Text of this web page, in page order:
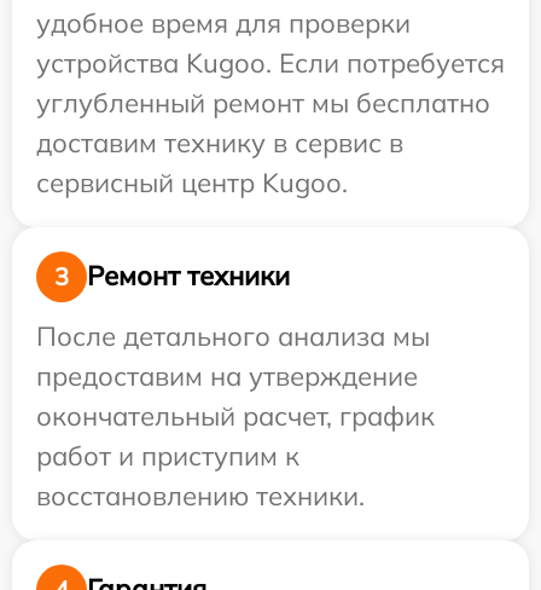
удобное время для проверки
устройства Kugoo. Если потребуется
углубленный ремонт мы бесплатно
доставим технику в сервис в
сервисный центр Kugoo.
3
Ремонт техники
После детального анализа мы
предоставим на утверждение
окончательный расчет, график
работ и приступим к
восстановлению техники.